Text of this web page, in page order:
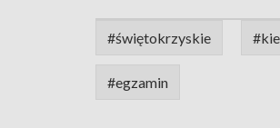
#świętokrzyskie
#egzamin